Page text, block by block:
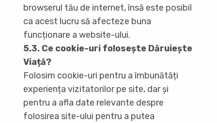
browserul tău de internet, însă este posibil
ca acest lucru să afecteze buna
funcționare a website-ului.
5.3. Ce cookie-uri folosește Dăruiește
Viață?
Folosim cookie-uri pentru a îmbunătăți
experiența vizitatorilor pe site, dar și
pentru a afla date relevante despre
folosirea site-ului pentru a putea